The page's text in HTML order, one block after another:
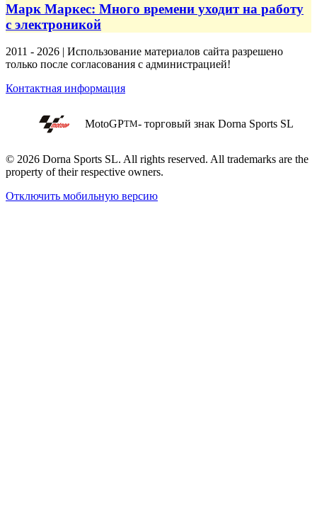
Марк Маркес: Много времени уходит на работу
с электроникой
2011 - 2026 | Использование материалов сайта разрешено
только после согласования с администрацией!
Контактная информация
MotoGPTM- торговый знак Dorna Sports SL
© 2026 Dorna Sports SL. All rights reserved. All trademarks are the
property of their respective owners.
Отключить мобильную версию